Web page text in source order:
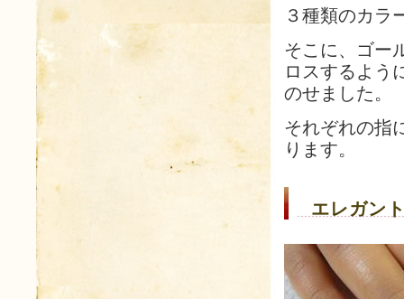
３種類のカラ
そこに、ゴー
ロスするよう
のせました。
それぞれの指
ります。
エレガン